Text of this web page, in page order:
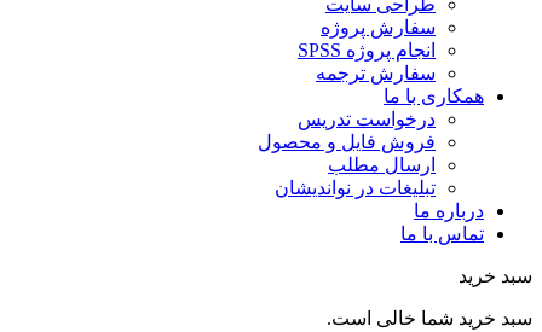
سفارش پروژه
انجام پروژه SPSS
سفارش ترجمه
همکاری با ما
درخواست تدریس
فروش فایل و محصول
ارسال مطلب
تبلیغات در نواندیشان
درباره ما
تماس با ما
خرید شما خالی است.